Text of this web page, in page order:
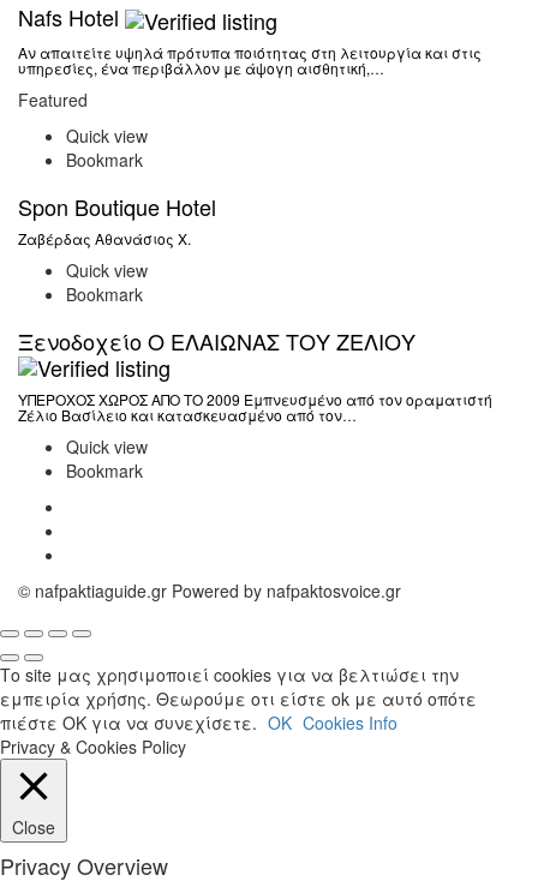
Nafs Hotel
Αν απαιτείτε υψηλά πρότυπα ποιότητας στη λειτουργία και στις
υπηρεσίες, ένα περιβάλλον με άψογη αισθητική,…
Featured
Quick view
Bookmark
Spon Boutique Hotel
Ζαβέρδας Αθανάσιος Χ.
Quick view
Bookmark
Ξενοδοχείο Ο ΕΛΑΙΩΝΑΣ ΤΟΥ ΖΕΛΙΟΥ
ΥΠΕΡΟΧΟΣ ΧΩΡΟΣ ΑΠΟ ΤΟ 2009 Εμπνευσμένο από τον οραματιστή
Ζέλιο Βασίλειο και κατασκευασμένο από τον…
Quick view
Bookmark
© nafpaktiaguide.gr Powered by nafpaktosvoice.gr
Το site μας χρησιμοποιεί cookies για να βελτιώσει την
εμπειρία χρήσης. Θεωρούμε οτι είστε ok με αυτό οπότε
πιέστε ΟΚ για να συνεχίσετε. OK Cookies Info
Privacy & Cookies Policy
Close
Privacy Overview